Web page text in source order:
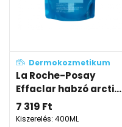
Dermokozmetikum
La Roche-Posay
Effaclar habzó arcti...
7 319 Ft
Kiszerelés: 400ML